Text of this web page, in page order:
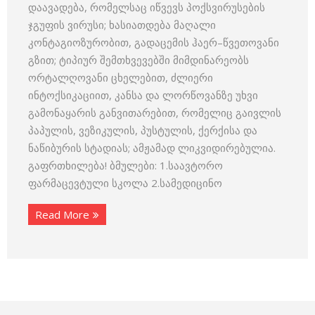
დაავადება, რომელსაც იწვევს პოქსვირუსების
ჯგუფის ვირუსი; ხასიათდება მაღალი
კონტაგიოზურობით, გადაცემის ჰაერ–წვეთოვანი
გზით; ტიპიურ შემთხვევებში მიმდინარეობს
ორტალღოვანი ცხელებით, ძლიერი
ინტოქსიკაციით, კანსა და ლორწოვანზე უხვი
გამონაყარის განვითარებით, რომელიც გაივლის
პაპულის, ვეზიკულის, პუსტულის, ქერქისა და
ნაწიბურის სტადიას; ამჟამად ლიკვიდირებულია.
გაფრთხილება! ბმულები: 1.საავტორო
ფარმაცევტული სკოლა 2.სამედიცინო
Read More